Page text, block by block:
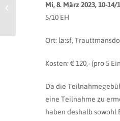
Mi, 8. März 2023, 10-14/
5/10 EH
Ort: la:sf,
Kosten: € 120,- (pro 5
Da die
eine Teilnahme zu
haben deshalb sowohl
Super!!!…Vision!